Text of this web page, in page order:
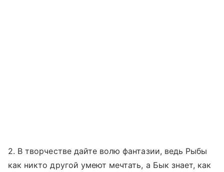
2. В творчестве дайте волю фантазии, ведь Рыбы
как никто другой умеют мечтать, а Бык знает, как